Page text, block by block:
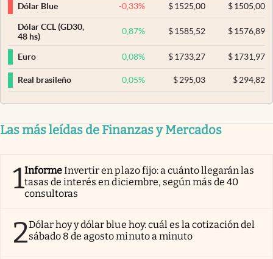
Dólar Blue -0,33% $ 1525,00 $1505,00
Dólar CCL (GD30,
48 hs)
0,87% $ 1585,52 $1576,89
Euro 0,08% $ 1733,27 $1731,97
Real brasileño 0,05% $ 295,03 $294,82
Las más leídas de Finanzas y Mercados
1InformeInvertir en plazo fijo: a cuánto llegarán las
tasas de interés en diciembre, según más de 40
consultoras
2Dólar hoy y dólar blue hoy: cuál es la cotización del
sábado 8 de agosto minuto a minuto